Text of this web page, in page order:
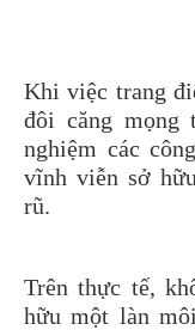
Khi việc trang
đôi căng
nghiệm các
vĩnh viễn sở
rũ.
Trên thực tế,
hữu một làn